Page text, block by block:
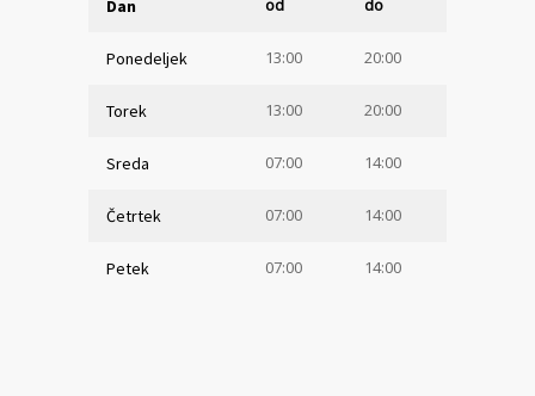
Dan od do
Ponedeljek 13:00 20:00
Torek 13:00 20:00
Sreda 07:00 14:00
Četrtek 07:00 14:00
Petek 07:00 14:00